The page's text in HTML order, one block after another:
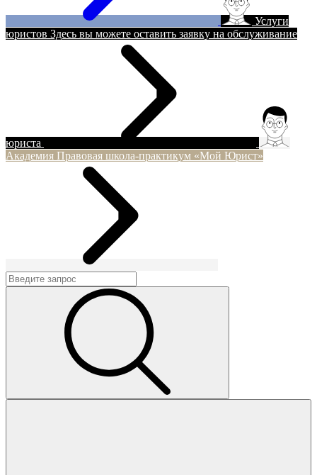
Услуги
юристов Здесь вы можете оставить заявку на обслуживание
юриста
Академия Правовая школа-практикум «Мой Юрист»